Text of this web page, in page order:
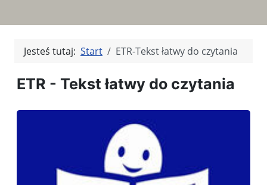
Jesteś tutaj: Start ETR-Tekst łatwy do czytania
ETR - Tekst łatwy do czytania